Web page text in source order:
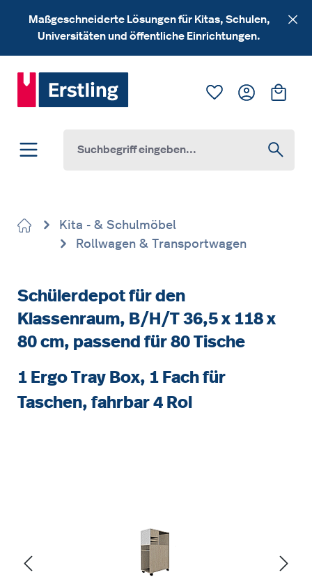
Zum Hauptinhalt springen
Maßgeschneiderte Lösungen für Kitas, Schulen,
Universitäten und öffentliche Einrichtungen.
Du hast 0
Kita - & Schulmöbel
Rollwagen & Transportwagen
Schülerdepot für den
Klassenraum, B/H/T 36,5 x 118 x
80 cm, passend für 80 Tische
1 Ergo Tray Box, 1 Fach für
Taschen, fahrbar 4 Rol